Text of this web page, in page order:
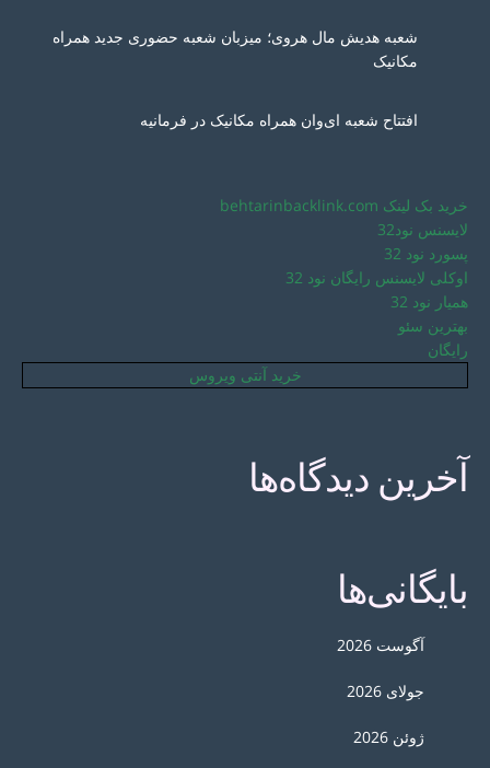
شعبه هدیش مال هروی؛ میزبان شعبه حضوری جدید همراه
مکانیک
افتتاح شعبه ای‌وان همراه مکانیک در فرمانیه
خرید بک لینک behtarinbacklink.com
لایسنس نود32
پسورد نود 32
اوکلی لایسنس رایگان نود 32
همیار نود 32
بهترین سئو
رایگان
خرید آنتی ویروس
آخرین دیدگاه‌ها
بایگانی‌ها
آگوست 2026
جولای 2026
ژوئن 2026